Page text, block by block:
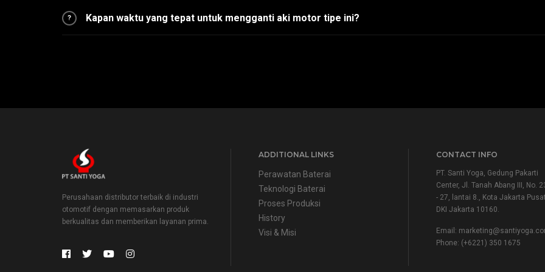
? Kapan waktu yang tepat untuk mengganti aki motor tipe ini?
Perusahaan distributor terbaik di industri
otomotif dengan memasarkan produk
berkualitas dan memberikan layanan prima.
ADDITIONAL LINKS
Perawatan Baterai
Teknologi Baterai
Proses Produksi
History
Visi & Misi
CONTACT INFO
PT. Santi Yoga, Gedung Pakarti
Center, Jl. Tanah Abang III, No.
- 27, lantai 8., Kota Jakarta
DKI Jakarta 10160.
Email:
Phone: (+6221) 350 1675